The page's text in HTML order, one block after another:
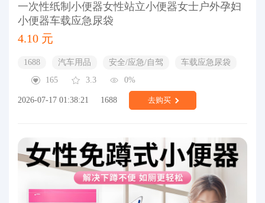
一次性纸制小便器女性站立小便器女士户外孕妇
小便器车载应急尿袋
4.10 元
1688 汽车用品 安全/应急/自驾
车载应急尿袋
165
3.3 0%
2026-07-17 01:38:21 1688 去购买